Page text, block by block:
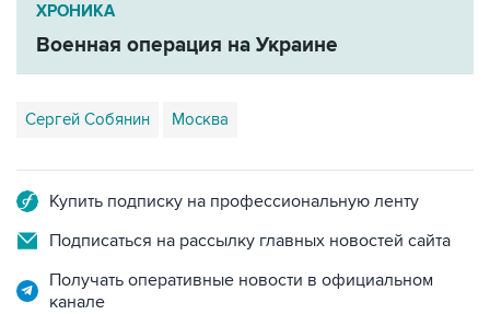
ХРОНИКА
Военная операция на Украине
Сергей Собянин Москва
Купить подписку на профессиональную ленту
Подписаться на рассылку главных новостей сайта
Получать оперативные новости в официальном
канале